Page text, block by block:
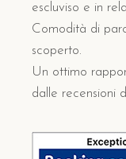
escluviso e in
Comodità di
scoperto.
Un ottimo
dalle recensioni